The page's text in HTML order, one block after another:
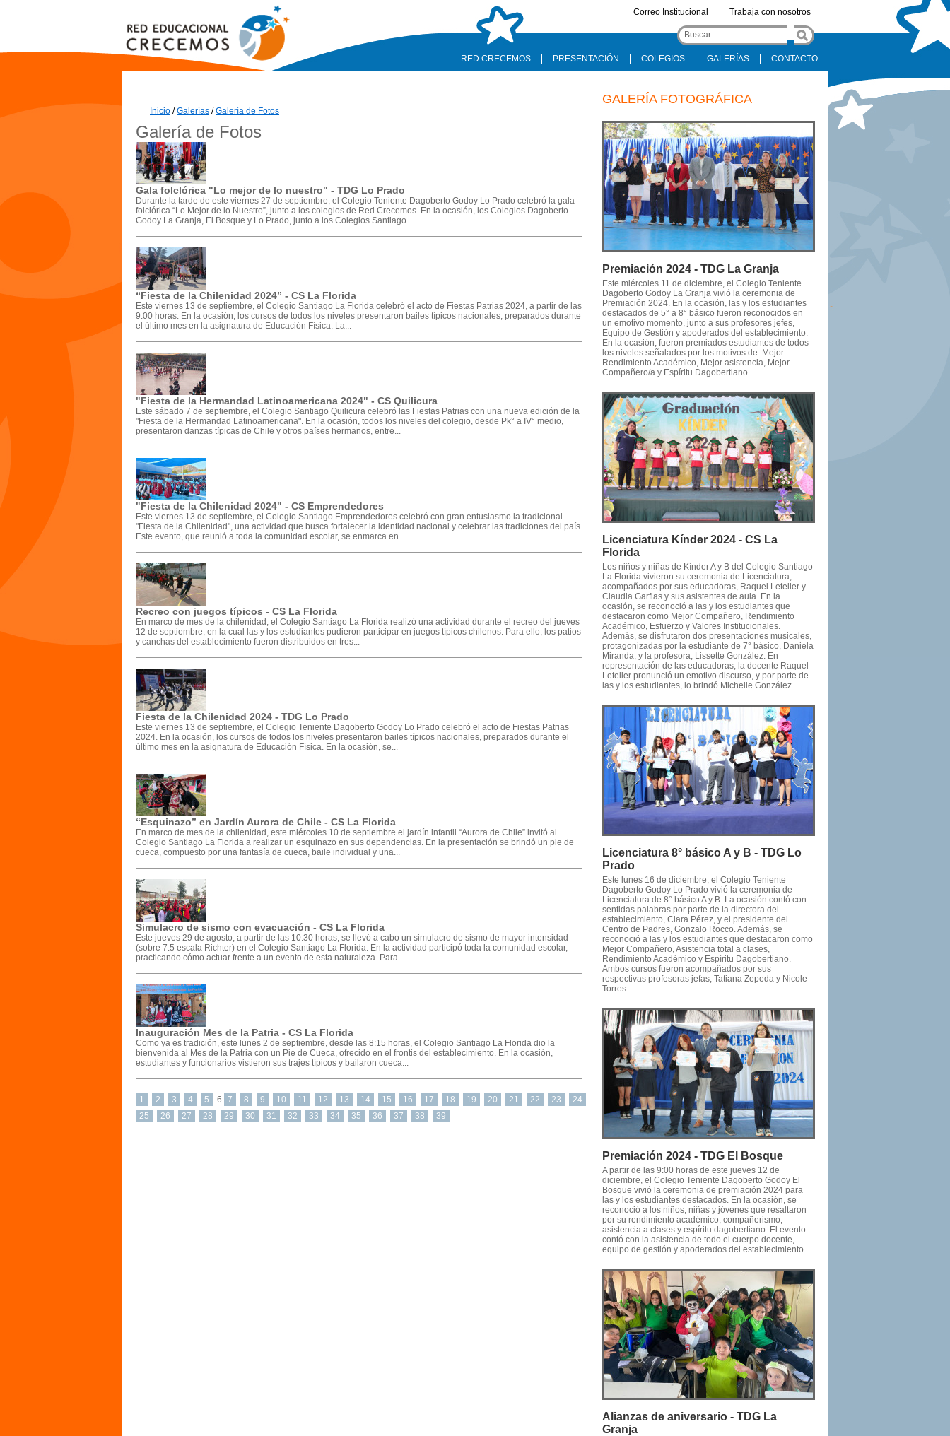
Correo Institucional Trabaja con nosotros
RED CRECEMOS PRESENTACIÓN COLEGIOS GALERÍAS CONTACTO
Inicio /Galerías /Galería de Fotos
Galería de Fotos
Gala folclórica "Lo mejor de lo nuestro" - TDG Lo Prado
Durante la tarde de este viernes 27 de septiembre, el Colegio Teniente Dagoberto Godoy Lo Prado celebró la gala
folclórica “Lo Mejor de lo Nuestro”, junto a los colegios de Red Crecemos. En la ocasión, los Colegios Dagoberto
Godoy La Granja, El Bosque y Lo Prado, junto a los Colegios Santiago...
“Fiesta de la Chilenidad 2024” - CS La Florida
Este viernes 13 de septiembre, el Colegio Santiago La Florida celebró el acto de Fiestas Patrias 2024, a partir de las
9:00 horas. En la ocasión, los cursos de todos los niveles presentaron bailes típicos nacionales, preparados durante
el último mes en la asignatura de Educación Física. La...
"Fiesta de la Hermandad Latinoamericana 2024" - CS Quilicura
Este sábado 7 de septiembre, el Colegio Santiago Quilicura celebró las Fiestas Patrias con una nueva edición de la
"Fiesta de la Hermandad Latinoamericana". En la ocasión, todos los niveles del colegio, desde Pk° a IV° medio,
presentaron danzas típicas de Chile y otros países hermanos, entre...
"Fiesta de la Chilenidad 2024" - CS Emprendedores
Este viernes 13 de septiembre, el Colegio Santiago Emprendedores celebró con gran entusiasmo la tradicional
"Fiesta de la Chilenidad", una actividad que busca fortalecer la identidad nacional y celebrar las tradiciones del país.
Este evento, que reunió a toda la comunidad escolar, se enmarca en...
Recreo con juegos típicos - CS La Florida
En marco de mes de la chilenidad, el Colegio Santiago La Florida realizó una actividad durante el recreo del jueves
12 de septiembre, en la cual las y los estudiantes pudieron participar en juegos típicos chilenos. Para ello, los patios
y canchas del establecimiento fueron distribuidos en tres...
Fiesta de la Chilenidad 2024 - TDG Lo Prado
Este viernes 13 de septiembre, el Colegio Teniente Dagoberto Godoy Lo Prado celebró el acto de Fiestas Patrias
2024. En la ocasión, los cursos de todos los niveles presentaron bailes típicos nacionales, preparados durante el
último mes en la asignatura de Educación Física. En la ocasión, se...
“Esquinazo” en Jardín Aurora de Chile - CS La Florida
En marco de mes de la chilenidad, este miércoles 10 de septiembre el jardín infantil “Aurora de Chile” invitó al
Colegio Santiago La Florida a realizar un esquinazo en sus dependencias. En la presentación se brindó un pie de
cueca, compuesto por una fantasía de cueca, baile individual y una...
Simulacro de sismo con evacuación - CS La Florida
Este jueves 29 de agosto, a partir de las 10:30 horas, se llevó a cabo un simulacro de sismo de mayor intensidad
(sobre 7.5 escala Richter) en el Colegio Santiago La Florida. En la actividad participó toda la comunidad escolar,
practicando cómo actuar frente a un evento de esta naturaleza. Para...
Inauguración Mes de la Patria - CS La Florida
Como ya es tradición, este lunes 2 de septiembre, desde las 8:15 horas, el Colegio Santiago La Florida dio la
bienvenida al Mes de la Patria con un Pie de Cueca, ofrecido en el frontis del establecimiento. En la ocasión,
estudiantes y funcionarios vistieron sus trajes típicos y bailaron cueca...
1 2 3 4 5 6 7 8 9 10 11 12 13 14 15 16 17 18 19 20 21 22 23
24
25
26 27 28 29 30 31 32 33 34 35 36 37 38 39
GALERÍA FOTOGRÁFICA
Premiación 2024 - TDG La Granja
Este miércoles 11 de diciembre, el Colegio Teniente
Dagoberto Godoy La Granja vivió la ceremonia de
Premiación 2024. En la ocasión, las y los estudiantes
destacados de 5° a 8° básico fueron reconocidos en
un emotivo momento, junto a sus profesores jefes,
Equipo de Gestión y apoderados del establecimiento.
En la ocasión, fueron premiados estudiantes de todos
los niveles señalados por los motivos de: Mejor
Rendimiento Académico, Mejor asistencia, Mejor
Compañero/a y Espíritu Dagobertiano.
Licenciatura Kínder 2024 - CS La
Florida
Los niños y niñas de Kínder A y B del Colegio Santiago
La Florida vivieron su ceremonia de Licenciatura,
acompañados por sus educadoras, Raquel Letelier y
Claudia Garfias y sus asistentes de aula. En la
ocasión, se reconoció a las y los estudiantes que
destacaron como Mejor Compañero, Rendimiento
Académico, Esfuerzo y Valores Institucionales.
Además, se disfrutaron dos presentaciones musicales,
protagonizadas por la estudiante de 7° básico, Daniela
Miranda, y la profesora, Lissette González. En
representación de las educadoras, la docente Raquel
Letelier pronunció un emotivo discurso, y por parte de
las y los estudiantes, lo brindó Michelle González.
Licenciatura 8° básico A y B - TDG Lo
Prado
Este lunes 16 de diciembre, el Colegio Teniente
Dagoberto Godoy Lo Prado vivió la ceremonia de
Licenciatura de 8° básico A y B. La ocasión contó con
sentidas palabras por parte de la directora del
establecimiento, Clara Pérez, y el presidente del
Centro de Padres, Gonzalo Rocco. Además, se
reconoció a las y los estudiantes que destacaron como
Mejor Compañero, Asistencia total a clases,
Rendimiento Académico y Espíritu Dagobertiano.
Ambos cursos fueron acompañados por sus
respectivas profesoras jefas, Tatiana Zepeda y Nicole
Torres.
Premiación 2024 - TDG El Bosque
A partir de las 9:00 horas de este jueves 12 de
diciembre, el Colegio Teniente Dagoberto Godoy El
Bosque vivió la ceremonia de premiación 2024 para
las y los estudiantes destacados. En la ocasión, se
reconoció a los niños, niñas y jóvenes que resaltaron
por su rendimiento académico, compañerismo,
asistencia a clases y espíritu dagobertiano. El evento
contó con la asistencia de todo el cuerpo docente,
equipo de gestión y apoderados del establecimiento.
Alianzas de aniversario - TDG La
Granja